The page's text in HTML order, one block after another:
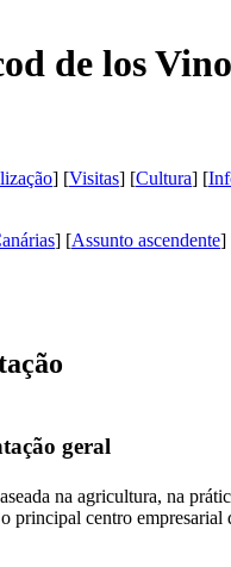
de los
] [Visitas] [Cultura] [
] [Assunto ascendente]
geral
na agricultura, na
principal centro empresarial